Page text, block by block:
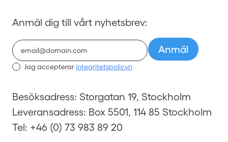
Anmäl dig till vårt nyhetsbrev:
Jag accepterar integritetspolicyn
Besöksadress: Storgatan 19, Stockholm
Leveransadress: Box 5501, 114 85 Stockholm
Tel: +46 (0) 73 983 89 20